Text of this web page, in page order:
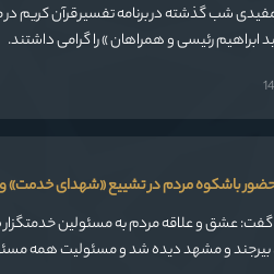
شب گذشته در برنامه تفسیرقرآن کریم
ابراهیم رئیسی و همراهان » را گرامی داشتند.
باشکوه مردم در تشییع «شهدای خدمت»
گفت: عشق و علاقه مردم به مسئولین
بیرجند و مشهد دیده شد و مسئولیت همه